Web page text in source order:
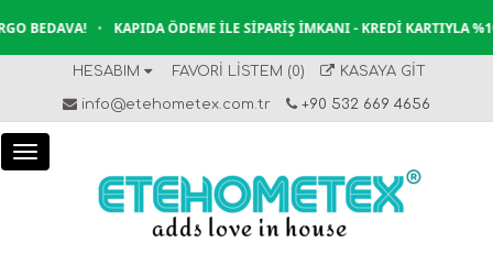
• KAPIDA ÖDEME İLE SIPARIŞ İMKANI - KREDI KARTIYLA %100
HESABIM FAVORI LISTEM (0) KASAYA GIT
info@etehometex.com.tr +90 532 669 4656